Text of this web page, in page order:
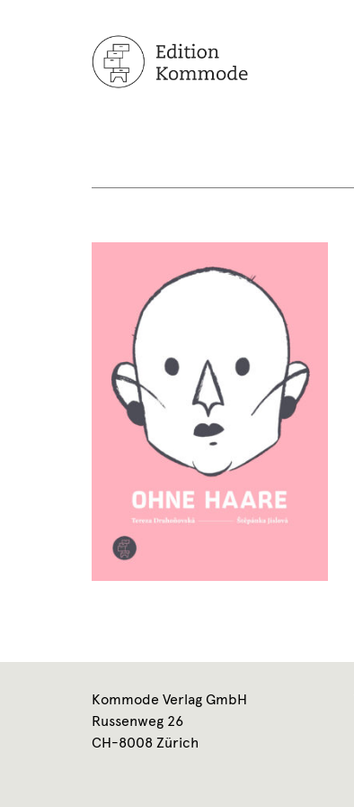
Kommode Verlag GmbH
Russenweg 26
CH-8008 Zürich